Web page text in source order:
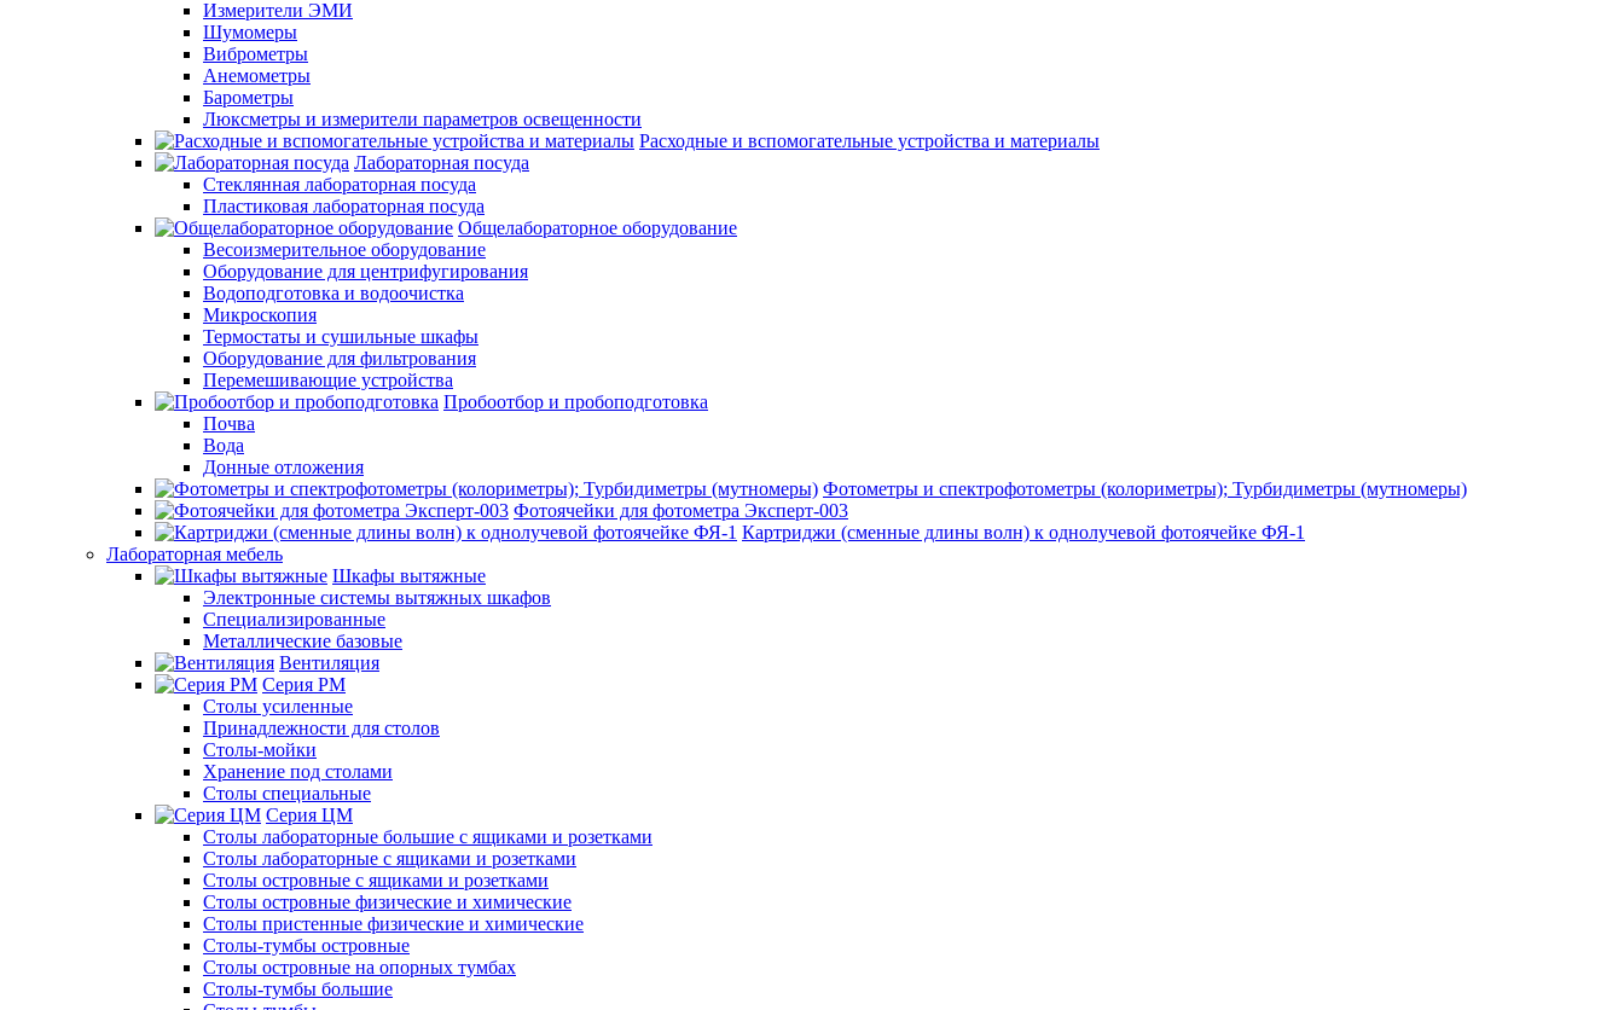
Измерители ЭМИ
Шумомеры
Виброметры
Анемометры
Барометры
Люксметры и измерители параметров освещенности
Расходные и вспомогательные устройства и материалы
Лабораторная посуда
Стеклянная лабораторная посуда
Пластиковая лабораторная посуда
Общелабораторное оборудование
Весоизмерительное оборудование
Оборудование для центрифугирования
Водоподготовка и водоочистка
Микроскопия
Термостаты и сушильные шкафы
Оборудование для фильтрования
Перемешивающие устройства
Пробоотбор и пробоподготовка
Почва
Вода
Донные отложения
Фотометры и спектрофотометры (колориметры); Турбидиметры (мутномеры)
Фотоячейки для фотометра Эксперт-003
Картриджи (сменные длины волн) к однолучевой фотоячейке ФЯ-1
Лабораторная мебель
Шкафы вытяжные
Электронные системы вытяжных шкафов
Специализированные
Металлические базовые
Вентиляция
Серия РМ
Столы усиленные
Принадлежности для столов
Столы-мойки
Хранение под столами
Столы специальные
Серия ЦМ
Столы лабораторные большие с ящиками и розетками
Столы лабораторные с ящиками и розетками
Столы островные с ящиками и розетками
Столы островные физические и химические
Столы пристенные физические и химические
Столы-тумбы островные
Столы островные на опорных тумбах
Столы-тумбы большие